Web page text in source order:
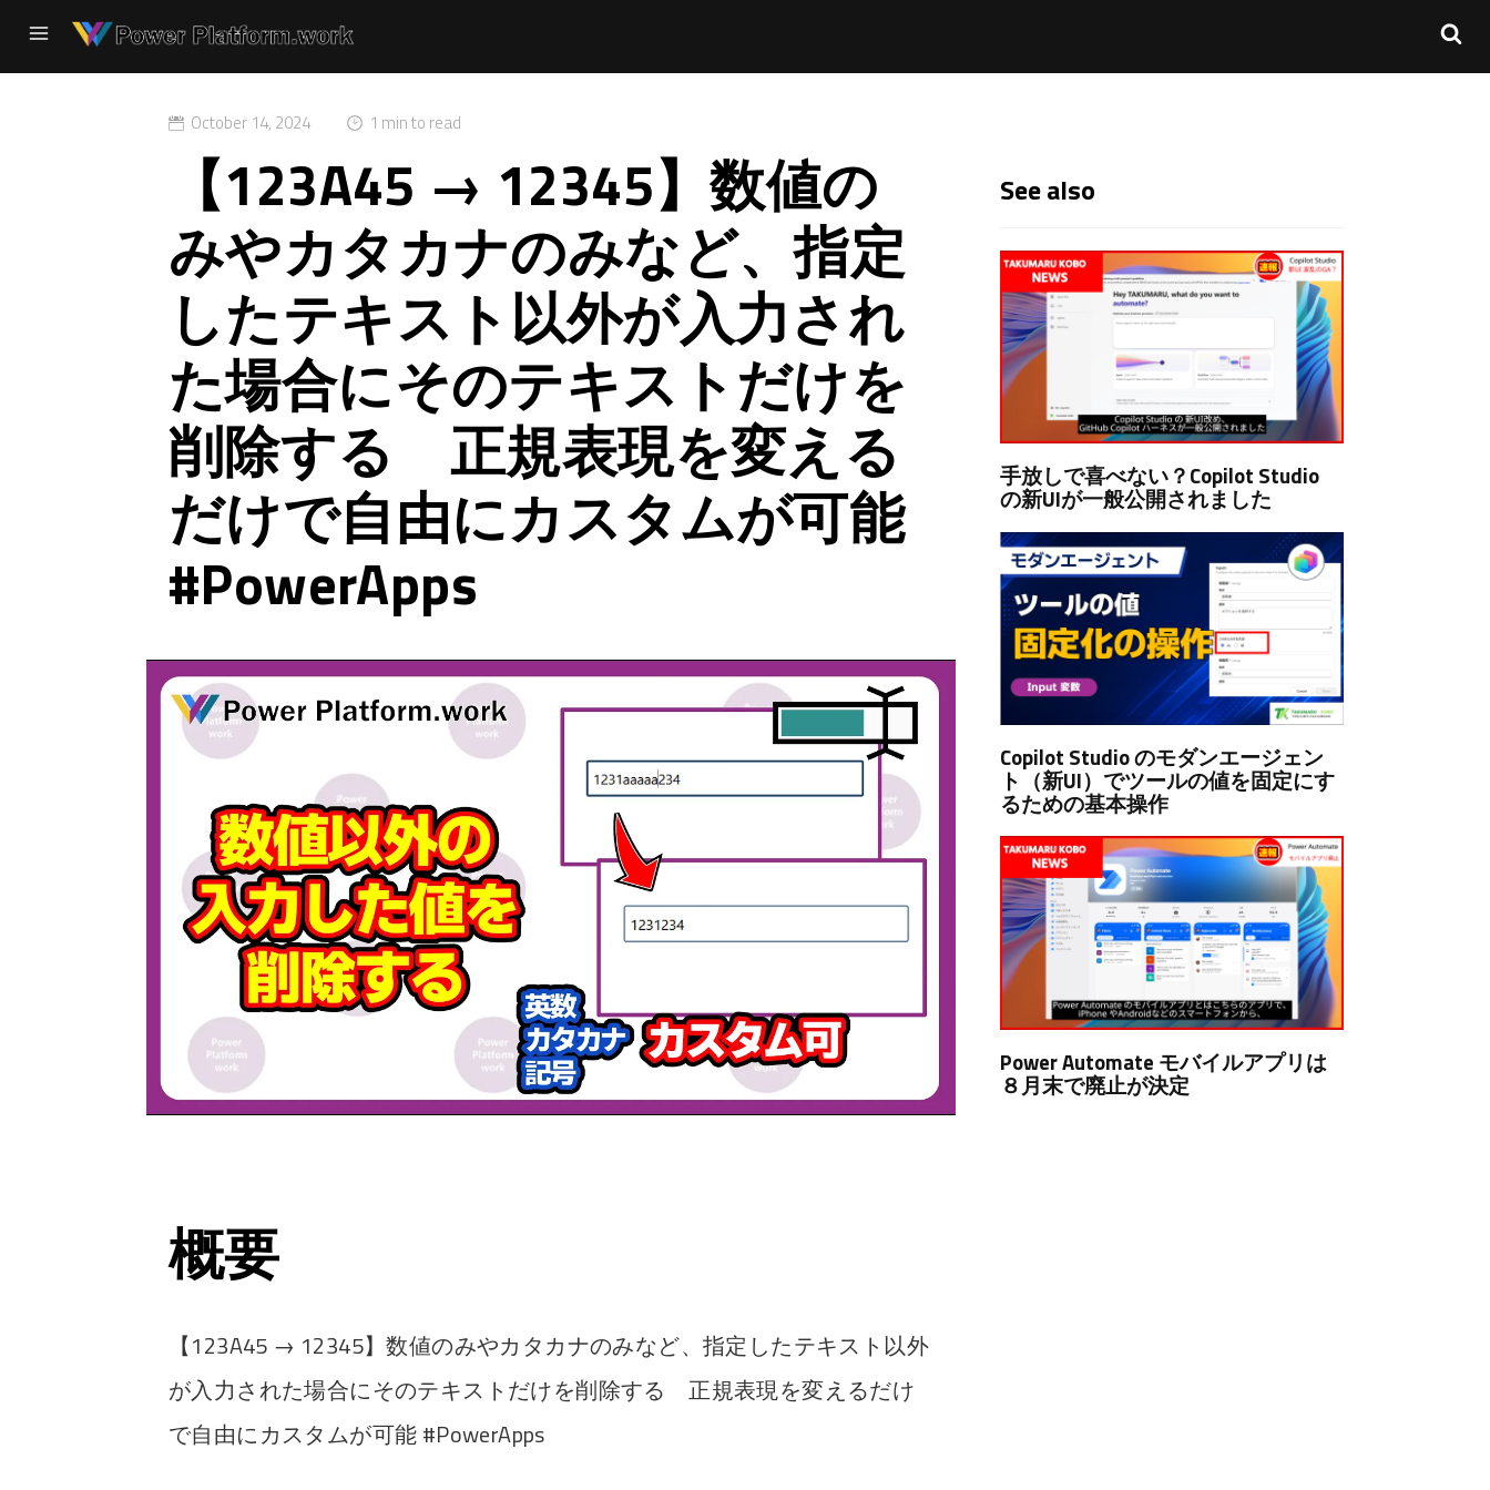
October 14, 2024 1 min to read
【123A45 → 12345】数値の
みやカタカナのみなど、指定
したテキスト以外が入力され
た場合にそのテキストだけを
削除する 正規表現を変える
だけで自由にカスタムが可能
#PowerApps
概要
【123A45 → 12345】数値のみやカタカナのみなど、指定したテキスト以外
が入力された場合にそのテキストだけを削除する 正規表現を変えるだけ
で自由にカスタムが可能 #PowerApps
See also
手放しで喜べない？Copilot Studio
の新UIが一般公開されました
Copilot Studio のモダンエージェン
ト（新UI）でツールの値を固定にす
るための基本操作
Power Automate モバイルアプリは
８月末で廃止が決定